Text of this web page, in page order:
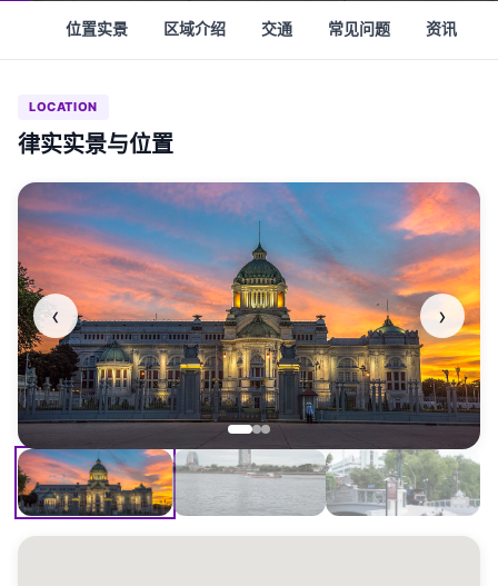
位置实景 区域介绍 交通 常见问题 资讯
LOCATION
律实实景与位置
‹ ›